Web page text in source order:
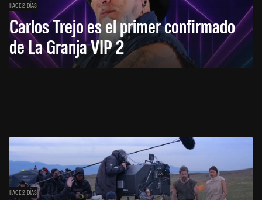
HACE 2 DÍAS
Carlos Trejo es el primer confirmado
de La Granja VIP 2
HACE 2 DÍAS